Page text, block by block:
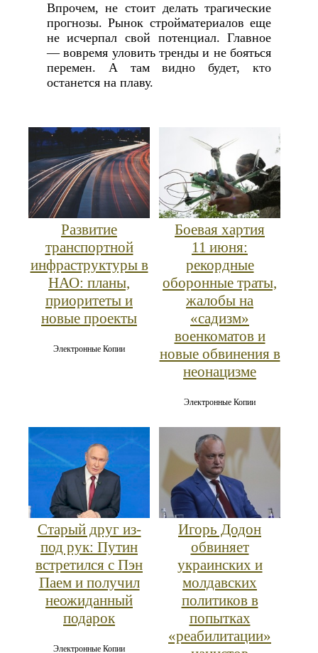
Впрочем, не стоит делать трагические
прогнозы. Рынок стройматериалов еще
не исчерпал свой потенциал. Главное
— вовремя уловить тренды и не бояться
перемен. А там видно будет, кто
останется на плаву.
Развитие
транспортной
инфраструктуры в
НАО: планы,
приоритеты и
новые проекты
Электронные Копии
Боевая хартия
11 июня:
рекордные
оборонные траты,
жалобы на
«садизм»
военкоматов и
новые обвинения в
неонацизме
Электронные Копии
Старый друг из-
под рук: Путин
встретился с Пэн
Паем и получил
неожиданный
подарок
Электронные Копии
Игорь Додон
обвиняет
украинских и
молдавских
политиков в
попытках
«реабилитации»